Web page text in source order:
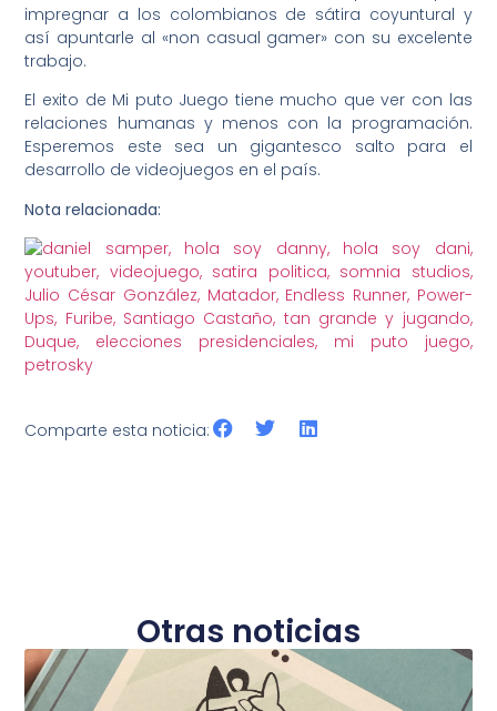
impregnar a los colombianos de sátira coyuntural y
así apuntarle al «non casual gamer» con su excelente
trabajo.
El exito de Mi puto Juego tiene mucho que ver con las
relaciones humanas y menos con la programación.
Esperemos este sea un gigantesco salto para el
desarrollo de videojuegos en el país.
Nota relacionada:
Comparte esta noticia:
Otras noticias